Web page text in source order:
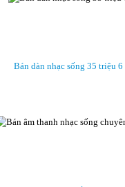
Bán dàn nhạc sống 35 triệu 6